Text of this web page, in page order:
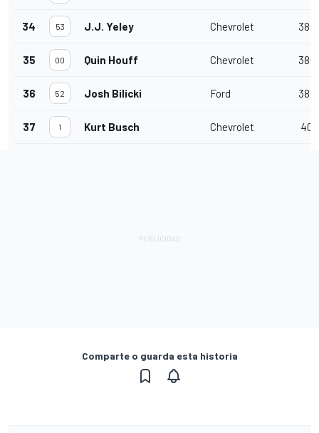
34 53 J.J. Yeley Chevrolet 386
35 00 Quin Houff Chevrolet 386
36 52 Josh Bilicki Ford 385
37 1 Kurt Busch Chevrolet 40
Comparte o guarda esta historia